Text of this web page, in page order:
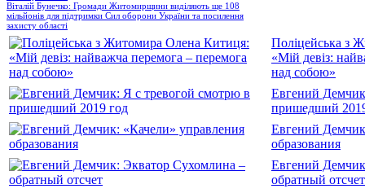
Віталій Бунечко: Громади Житомирщини виділяють ще 108
мільйонів для підтримки Сил оборони України та посилення
захисту області
Поліцейська з
«Мій девіз:
над собою»
Евгений
пришедший
Евгений
образования
Евгений
обратный отсчет